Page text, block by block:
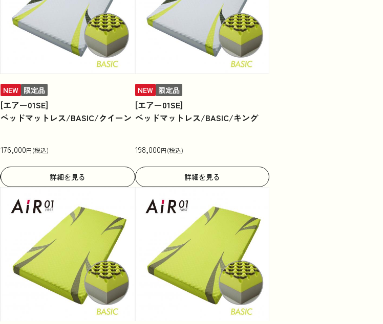
NEW 限定品
[エアー01SE]
ベッドマットレス/BASIC/クイーン
176,000円(税込)
詳細を見る
NEW 限定品
[エアー01SE]
ベッドマットレス/BASIC/キング
198,000円(税込)
詳細を見る